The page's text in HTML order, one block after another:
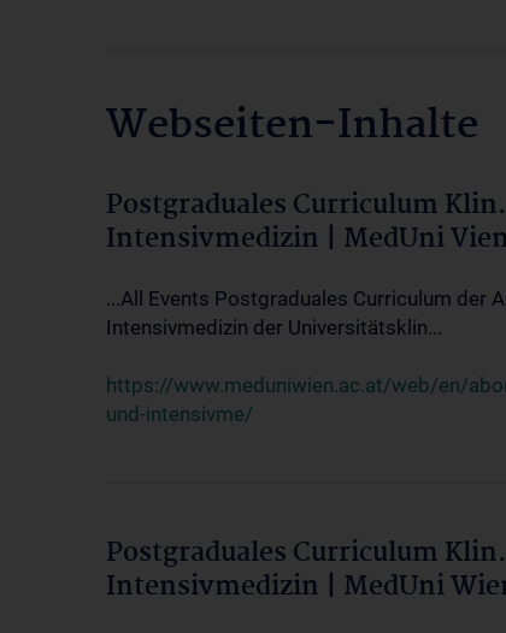
Webseiten-Inhalte
Postgraduales Curriculum
Intensivmedizin | MedUni
...All Events Postgraduales Curriculum der
Intensivmedizin der Universitätsklin...
https://www.meduniwien.ac.at/web/en/
und-intensivme/
Postgraduales Curriculum
Intensivmedizin | MedUni